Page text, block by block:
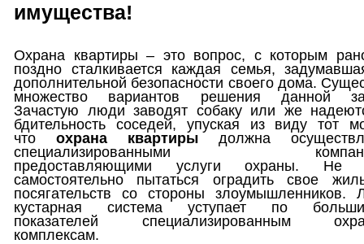
имущества!
Охрана квартиры – это вопрос, с которым
поздно сталкивается каждая семья,
дополнительной безопасности своего дома.
множество вариантов решения данной
Зачастую люди заводят собаку или же
бдительность соседей, упуская из виду тот
что охрана квартиры должна
специализированными
предоставляющими услуги охраны. Не
самостоятельно пытаться оградить свое
посягательств со стороны злоумышленников.
кустарная система уступает по
показателей специализированным
комплексам.